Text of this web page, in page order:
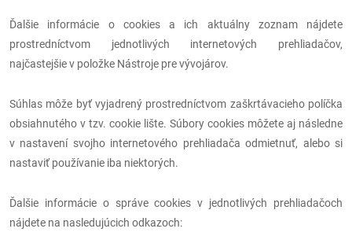
Ďalšie informácie o cookies a ich aktuálny zoznam nájdete
prostredníctvom jednotlivých internetových prehliadačov,
najčastejšie v položke Nástroje pre vývojárov.
Súhlas môže byť vyjadrený prostredníctvom zaškrtávacieho políčka
obsiahnutého v tzv. cookie lište. Súbory cookies môžete aj následne
v nastavení svojho internetového prehliadača odmietnuť, alebo si
nastaviť používanie iba niektorých.
Ďalšie informácie o správe cookies v jednotlivých prehliadačoch
nájdete na nasledujúcich odkazoch: